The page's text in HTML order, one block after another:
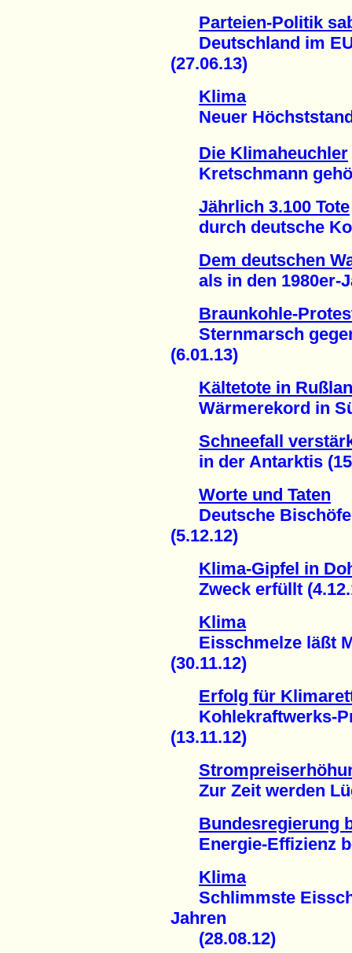
Parteien-Politik
Deutschland im
(27.06.13)
Klima
Neuer
Die Klimaheuchler
Kretschmann
Jährlich 3.100 Tote
durch deutsche
Dem deutschen
als in den 1980er-
Braunkohle-
Sternmarsch
(6.01.13)
Kältetote in
Wärmerekord in
Schneefall
in der Antarktis
Worte und Taten
Deutsche Bischöfe
(5.12.12)
Klima-Gipfel in
Zweck erfüllt
Klima
Eisschmelze läßt
(30.11.12)
Erfolg für
Kohlekraftwerks-
(13.11.12)
Zur Zeit werden
Bundesregierung
Energie-Effizienz
Klima
Schlimmste
Jahren
(28.08.12)